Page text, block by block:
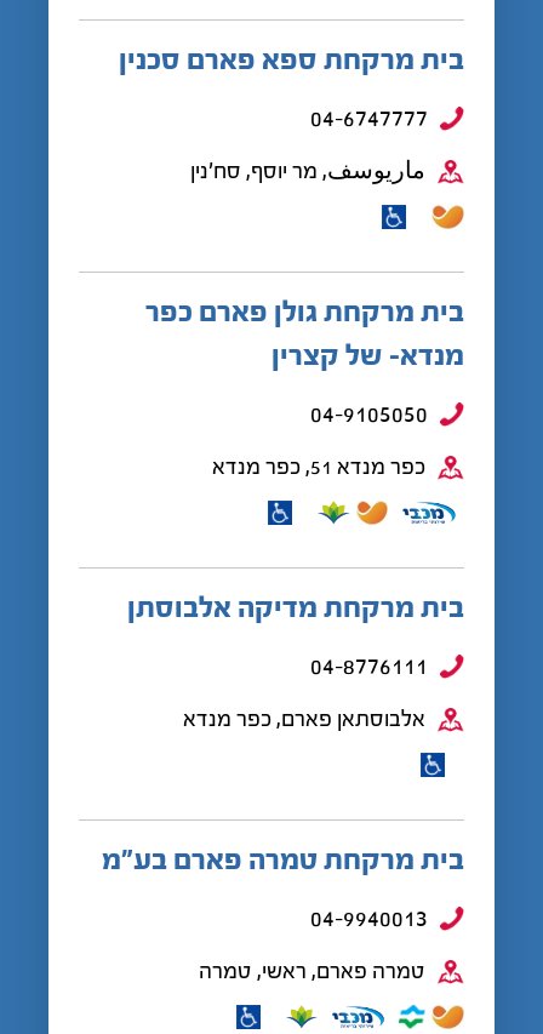
בית מרקחת ספא פארם סכנין
04-6747777
ماريوسف, מר יוסף, סח'נין
בית מרקחת גולן פארם כפר
מנדא- של קצרין
04-9105050
כפר מנדא 51, כפר מנדא
בית מרקחת מדיקה אלבוסתן
04-8776111
אלבוסתאן פארם, כפר מנדא
בית מרקחת טמרה פארם בע”מ
04-9940013
טמרה פארם, ראשי, טמרה